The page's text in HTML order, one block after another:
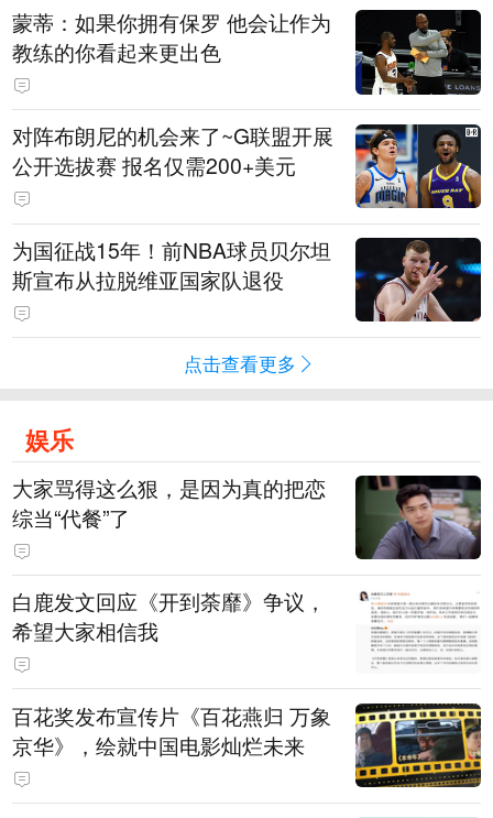
蒙蒂：如果你拥有保罗 他会让作为
教练的你看起来更出色
对阵布朗尼的机会来了~G联盟开展
公开选拔赛 报名仅需200+美元
为国征战15年！前NBA球员贝尔坦
斯宣布从拉脱维亚国家队退役
点击查看更多
娱乐
大家骂得这么狠，是因为真的把恋
综当“代餐”了
白鹿发文回应《开到荼靡》争议，
希望大家相信我
百花奖发布宣传片《百花燕归 万象
京华》，绘就中国电影灿烂未来